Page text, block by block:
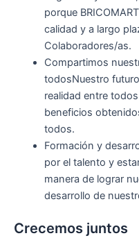
porque
calidad y a largo
Colaboradores/as.
Compartimos
todosNuestro
realidad entre
beneficios
todos.
Formación y
por el talento y
manera de lograr
desarrollo de
Crecemos juntos